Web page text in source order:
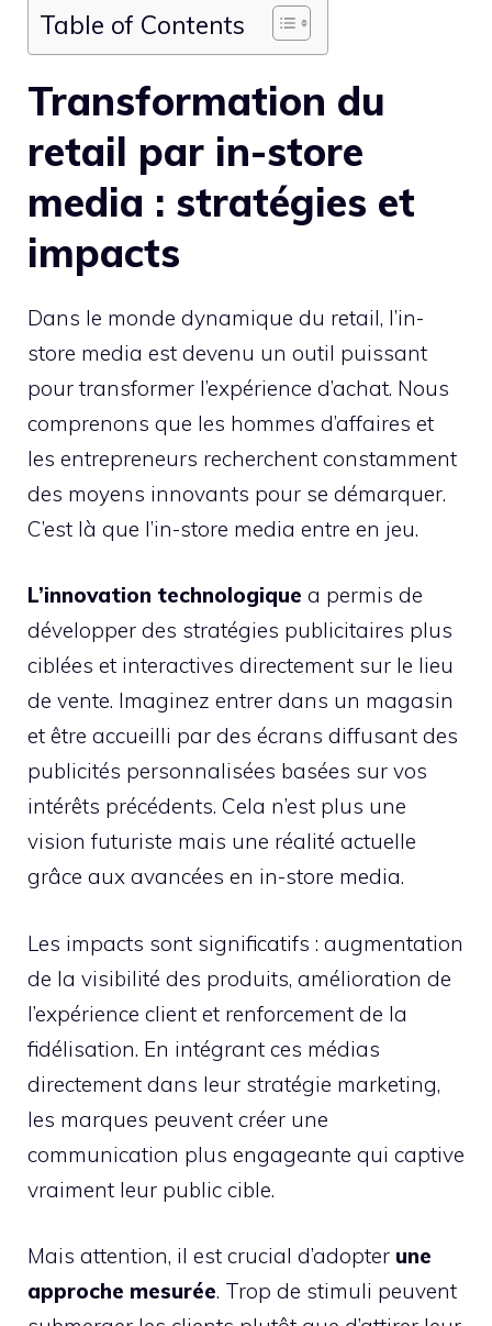
Table of Contents
Transformation du
retail par in-store
media : stratégies et
impacts
Dans le monde dynamique du retail, l’in-
store media est devenu un outil puissant
pour transformer l’expérience d’achat. Nous
comprenons que les hommes d’affaires et
les entrepreneurs recherchent constamment
des moyens innovants pour se démarquer.
C’est là que l’in-store media entre en jeu.
L’innovation technologique a permis de
développer des stratégies publicitaires plus
ciblées et interactives directement sur le lieu
de vente. Imaginez entrer dans un magasin
et être accueilli par des écrans diffusant des
publicités personnalisées basées sur vos
intérêts précédents. Cela n’est plus une
vision futuriste mais une réalité actuelle
grâce aux avancées en in-store media.
Les impacts sont significatifs : augmentation
de la visibilité des produits, amélioration de
l’expérience client et renforcement de la
fidélisation. En intégrant ces médias
directement dans leur stratégie marketing,
les marques peuvent créer une
communication plus engageante qui captive
vraiment leur public cible.
Mais attention, il est crucial d’adopter une
approche mesurée. Trop de stimuli peuvent